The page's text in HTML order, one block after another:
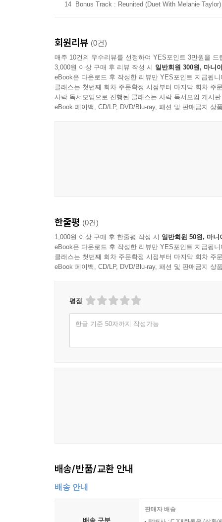
14 Bonus Track : Reunited (Duet With Melanie Taylor)
회원리뷰 (0건)
매주 10건의 우수리뷰를 선정하여 YES포인트 3만원을 드
3,000원 이상 구매 후 리뷰 작성 시 일반회원 300원, 마니
eBook은 다운로드 후 작성한 리뷰만 YES포인트 지급됩니
클래스는 첫번째 회차 주문확정 시점부터 마지막 회차 주
사락 독서모임으로 진행된 클래스는 사락 독서모임 게시
eBook 페이백, CD/LP, DVD/Blu-ray, 패션 및 판매금지 상
한줄평 (0건)
1,000원 이상 구매 후 한줄평 작성 시 일반회원 50원, 마니
eBook은 다운로드 후 작성한 리뷰만 YES포인트 지급됩니
클래스는 첫번째 회차 주문확정 시점부터 마지막 회차 주
eBook 페이백, CD/LP, DVD/Blu-ray, 패션 및 판매금지 상
평점
한글 기준 50자까지 작성가능
배송/반품/교환 안내
배송 안내
배송 구분
판매자 배송